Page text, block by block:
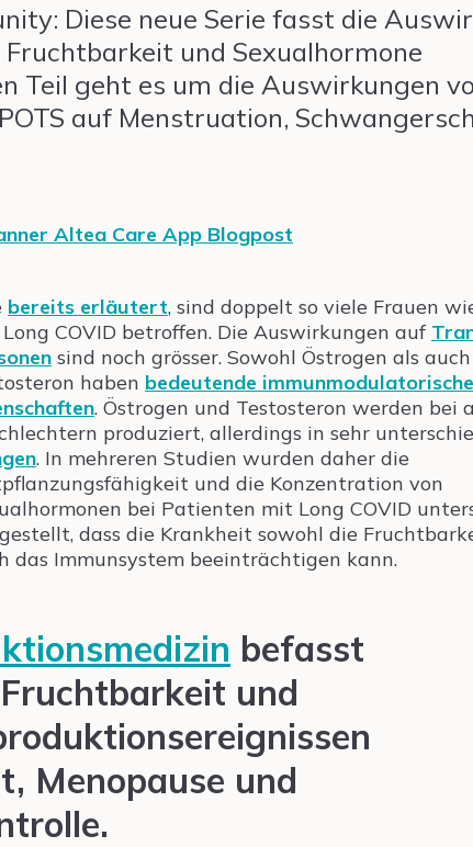
Diese neue Serie fasst die
Fruchtbarkeit und Sexualhormone
Teil geht es um die Auswirkungen
POTS auf Menstruation,
bereits erläutert, sind doppelt so viele Frauen
COVID betroffen. Die Auswirkungen auf
sind noch grösser. Sowohl Östrogen als auch
haben bedeutende immunmodulatorische
. Östrogen und Testosteron werden bei
produziert, allerdings in sehr
. In mehreren Studien wurden daher die
und die Konzentration von
bei Patienten mit Long COVID
dass die Krankheit sowohl die
das Immunsystem beeinträchtigen kann.
befasst
und
Menopause und